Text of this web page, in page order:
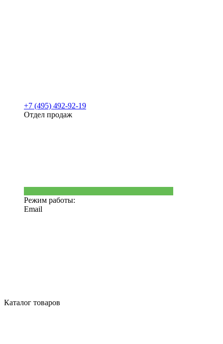
+7 (495) 492-92-19
Отдел продаж
Режим работы:
Email
Каталог товаров